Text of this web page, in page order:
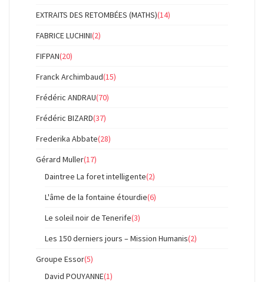
EXTRAITS DES RETOMBÉES (MATHS)(14)
FABRICE LUCHINI(2)
FIFPAN(20)
Franck Archimbaud(15)
Frédéric ANDRAU(70)
Frédéric BIZARD(37)
Frederika Abbate(28)
Gérard Muller(17)
Daintree La foret intelligente(2)
L'âme de la fontaine étourdie(6)
Le soleil noir de Tenerife(3)
Les 150 derniers jours – Mission Humanis(2)
Groupe Essor(5)
David POUYANNE(1)